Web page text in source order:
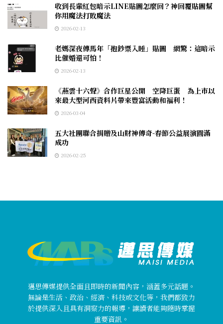
收到長輩紅包暗示LINE貼圖怎麼回？神回覆貼圖幫
你用魔法打敗魔法
2026-02-13
老媽深夜傳馬年「抱鈔票入睡」貼圖 網驚：這暗示
比催婚還可怕！
2026-02-13
《燕雲十六聲》合作巨星公開 空降巨蛋 為上市以
來最大型河西資料片帶來豐富活動和福利！
2026-03-04
五大社團聯合捐贈及山財神傳奇-春節公益展演圓滿
成功
2026-02-25
邁思傳媒提供全面且即時的新聞內容，涵蓋多元話題。
無論是生活、政治、經濟、科技或文化等，我們都致力
於提供深入且具有洞察力的報導，讓讀者能夠隨時掌握
重要資訊。